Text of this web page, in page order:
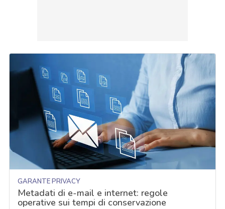
GARANTE PRIVACY
Metadati di e-mail e internet: regole
operative sui tempi di conservazione